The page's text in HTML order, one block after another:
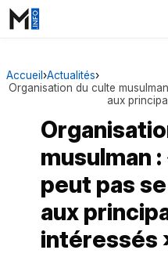
Accueil ›Actualités›
Organisation du culte
aux
musulman :
peut pas
aux
intéressés